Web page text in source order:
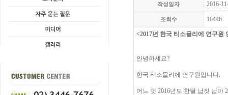
작성일자 2016-
조회수 10446
<2017년 한국 티소믈리에 연구원
안녕하세요?
한국 티소믈리에 연구원입니다.
어느 덧 2016년도 한달 남짓 남아